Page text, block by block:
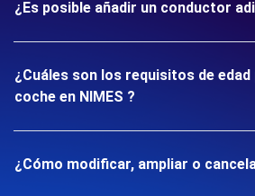
¿Es posible añadir un conductor
¿Cuáles son los requisitos de edad
coche en NIMES ?
¿Cómo modificar, ampliar o